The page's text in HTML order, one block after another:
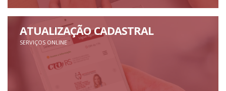
ATUALIZAÇÃO CADASTRAL
SERVIÇOS ONLINE